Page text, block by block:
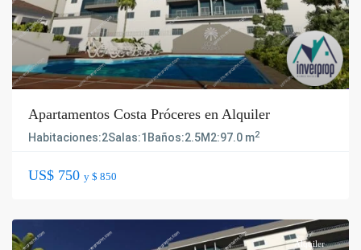
Apartamentos Costa Próceres en Alquiler
Habitaciones:2Salas:1 Baños:2.5M2:97.0 m2
US$ 750 y $ 850
Alquiler